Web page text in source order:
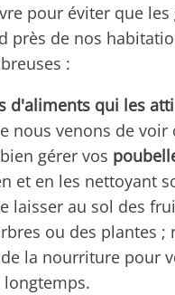
pour éviter que les
près de nos
:
d'aliments qui les
nous venons de voir
gérer vos
et en les nettoyant
laisser au sol des
ou des plantes ;
la nourriture pour